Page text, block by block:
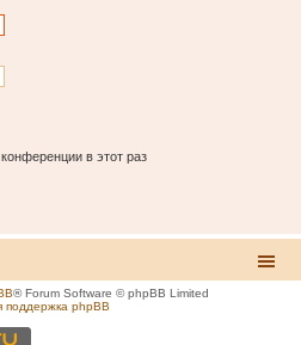
в этот раз
® Forum Software © phpBB Limited
поддержка phpBB